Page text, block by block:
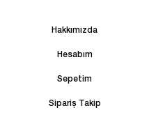
Hakkımızda
Hesabım
Sepetim
Sipariş Takip